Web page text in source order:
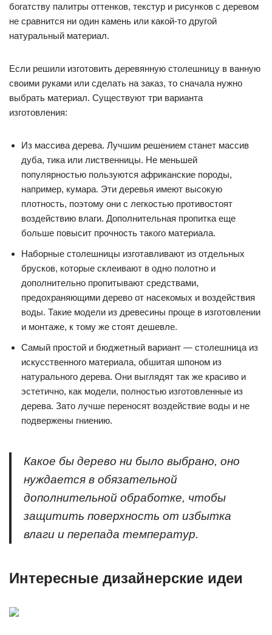
богатству палитры оттенков, текстур и рисунков с деревом
не сравнится ни один камень или какой-то другой
натуральный материал.
Если решили изготовить деревянную столешницу в ванную
своими руками или сделать на заказ, то сначала нужно
выбрать материал. Существуют три варианта
изготовления:
Из массива дерева. Лучшим решением станет массив
дуба, тика или лиственницы. Не меньшей
популярностью пользуются африканские породы,
например, кумара. Эти деревья имеют высокую
плотность, поэтому они с легкостью противостоят
воздействию влаги. Дополнительная пропитка еще
больше повысит прочность такого материала.
Наборные столешницы изготавливают из отдельных
брусков, которые склеивают в одно полотно и
дополнительно пропитывают средствами,
предохраняющими дерево от насекомых и воздействия
воды. Такие модели из древесины проще в изготовлении
и монтаже, к тому же стоят дешевле.
Самый простой и бюджетный вариант — столешница из
искусственного материала, обшитая шпоном из
натурального дерева. Они выглядят так же красиво и
эстетично, как модели, полностью изготовленные из
дерева. Зато лучше переносят воздействие воды и не
подвержены гниению.
Какое бы дерево ни было выбрано, оно
нуждается в обязательной
дополнительной обработке, чтобы
защитить поверхность от избытка
влаги и перепада температур.
Интересные дизайнерские идеи